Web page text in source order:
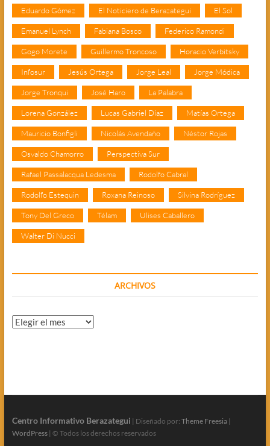
Eduardo Gómez El Noticiero de Berazategui El Sol
Emanuel Lynch Fabiana Bosco Federico Ramondi
Gogo Morete Guillermo Troncoso Horacio Verbitsky
Infosur Jesús Ortega Jorge Leal Jorge Módica
Jorge Tronqui José Haro La Palabra
Lorena González Lucas Gabriel Díaz Matías Ortega
Mauricio Bonfigli Nicolás Avendaño Néstor Rojas
Osvaldo Chamorro Perspectiva Sur
Rafael Passalacqua Ledesma Rodolfo Cabral
Rodolfo Estequin Roxana Reinoso Silvina Rodríguez
Tony Del Greco Télam Ulises Caballero
Walter Di Nucci
ARCHIVOS
Archivos
Centro Informativo Berazategui | Diseñado por: Theme Freesia|
WordPress| © Todos los derechos reservados